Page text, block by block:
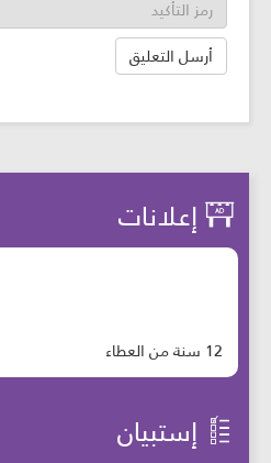
إعلانات
12 سنة من العطاء
إستبيان